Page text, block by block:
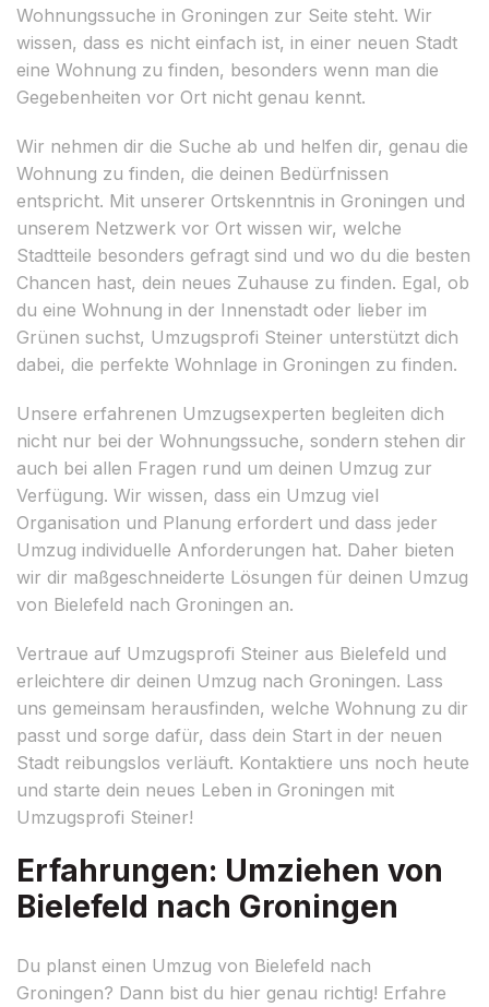
Wohnungssuche in Groningen zur Seite steht. Wir
wissen, dass es nicht einfach ist, in einer neuen Stadt
eine Wohnung zu finden, besonders wenn man die
Gegebenheiten vor Ort nicht genau kennt.
Wir nehmen dir die Suche ab und helfen dir, genau die
Wohnung zu finden, die deinen Bedürfnissen
entspricht. Mit unserer Ortskenntnis in Groningen und
unserem Netzwerk vor Ort wissen wir, welche
Stadtteile besonders gefragt sind und wo du die besten
Chancen hast, dein neues Zuhause zu finden. Egal, ob
du eine Wohnung in der Innenstadt oder lieber im
Grünen suchst, Umzugsprofi Steiner unterstützt dich
dabei, die perfekte Wohnlage in Groningen zu finden.
Unsere erfahrenen Umzugsexperten begleiten dich
nicht nur bei der Wohnungssuche, sondern stehen dir
auch bei allen Fragen rund um deinen Umzug zur
Verfügung. Wir wissen, dass ein Umzug viel
Organisation und Planung erfordert und dass jeder
Umzug individuelle Anforderungen hat. Daher bieten
wir dir maßgeschneiderte Lösungen für deinen Umzug
von Bielefeld nach Groningen an.
Vertraue auf Umzugsprofi Steiner aus Bielefeld und
erleichtere dir deinen Umzug nach Groningen. Lass
uns gemeinsam herausfinden, welche Wohnung zu dir
passt und sorge dafür, dass dein Start in der neuen
Stadt reibungslos verläuft. Kontaktiere uns noch heute
und starte dein neues Leben in Groningen mit
Umzugsprofi Steiner!
Erfahrungen: Umziehen von
Bielefeld nach Groningen
Du planst einen Umzug von Bielefeld nach
Groningen? Dann bist du hier genau richtig! Erfahre